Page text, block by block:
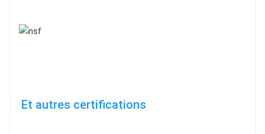
Et autres certifications